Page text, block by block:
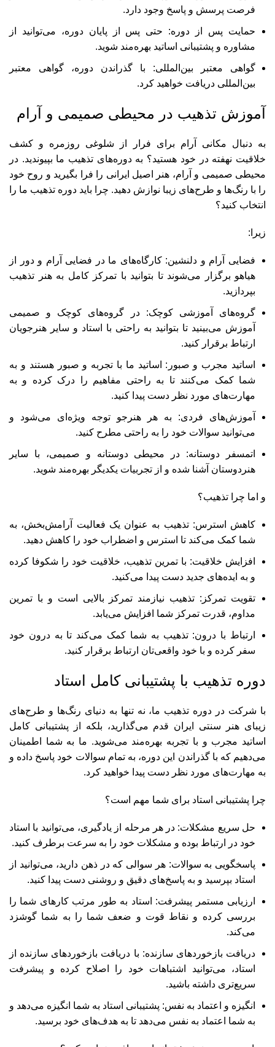
فرصت پرسش و پاسخ وجود دارد.
حمایت پس از دوره: حتی پس از پایان دوره، می‌توانید از
مشاوره و پشتیبانی اساتید بهره‌مند شوید.
گواهی معتبر بین‌المللی: با گذراندن دوره، گواهی معتبر
بین‌المللی دریافت خواهید کرد.
آموزش تذهیب در محیطی صمیمی و آرام
به دنبال مکانی آرام برای فرار از شلوغی روزمره و کشف
خلاقیت نهفته در خود هستید؟ به دوره‌های تذهیب ما بپیوندید. در
محیطی صمیمی و آرام، هنر اصیل ایرانی را فرا بگیرید و روح خود
را با رنگ‌ها و طرح‌های زیبا نوازش دهید. چرا باید دوره تذهیب ما را
انتخاب کنید؟
زیرا:
فضایی آرام و دلنشین: کارگاه‌های ما در فضایی آرام و دور از
هیاهو برگزار می‌شوند تا بتوانید با تمرکز کامل به هنر تذهیب
بپردازید.
گروه‌های آموزشی کوچک: در گروه‌های کوچک و صمیمی
آموزش می‌بینید تا بتوانید به راحتی با استاد و سایر هنرجویان
ارتباط برقرار کنید.
اساتید مجرب و صبور: اساتید ما با تجربه و صبور هستند و به
شما کمک می‌کنند تا به راحتی مفاهیم را درک کرده و به
مهارت‌های مورد نظر دست پیدا کنید.
آموزش‌های فردی: به هر هنرجو توجه ویژه‌ای می‌شود و
می‌توانید سوالات خود را به راحتی مطرح کنید.
اتمسفر دوستانه: در محیطی دوستانه و صمیمی، با سایر
هنردوستان آشنا شده و از تجربیات یکدیگر بهره‌مند شوید.
و اما چرا تذهیب؟
کاهش استرس: تذهیب به عنوان یک فعالیت آرامش‌بخش، به
شما کمک می‌کند تا استرس و اضطراب خود را کاهش دهید.
افزایش خلاقیت: با تمرین تذهیب، خلاقیت خود را شکوفا کرده
و به ایده‌های جدید دست پیدا می‌کنید.
تقویت تمرکز: تذهیب نیازمند تمرکز بالایی است و با تمرین
مداوم، قدرت تمرکز شما افزایش می‌یابد.
ارتباط با درون: تذهیب به شما کمک می‌کند تا به درون خود
سفر کرده و با خود واقعی‌تان ارتباط برقرار کنید.
دوره تذهیب با پشتیبانی کامل استاد
با شرکت در دوره تذهیب ما، نه تنها به دنیای رنگ‌ها و طرح‌های
زیبای هنر سنتی ایران قدم می‌گذارید، بلکه از پشتیبانی کامل
اساتید مجرب و با تجربه بهره‌مند می‌شوید. ما به شما اطمینان
می‌دهیم که با گذراندن این دوره، به تمام سوالات خود پاسخ داده و
به مهارت‌های مورد نظر دست پیدا خواهید کرد.
چرا پشتیبانی استاد برای شما مهم است؟
حل سریع مشکلات: در هر مرحله از یادگیری، می‌توانید با استاد
خود در ارتباط بوده و مشکلات خود را به سرعت برطرف کنید.
پاسخگویی به سوالات: هر سوالی که در ذهن دارید، می‌توانید از
استاد بپرسید و به پاسخ‌های دقیق و روشنی دست پیدا کنید.
ارزیابی مستمر پیشرفت: استاد به طور مرتب کارهای شما را
بررسی کرده و نقاط قوت و ضعف شما را به شما گوشزد
می‌کند.
دریافت بازخوردهای سازنده: با دریافت بازخوردهای سازنده از
استاد، می‌توانید اشتباهات خود را اصلاح کرده و پیشرفت
سریع‌تری داشته باشید.
انگیزه و اعتماد به نفس: پشتیبانی استاد به شما انگیزه می‌دهد و
به شما اعتماد به نفس می‌دهد تا به هدف‌های خود برسید.